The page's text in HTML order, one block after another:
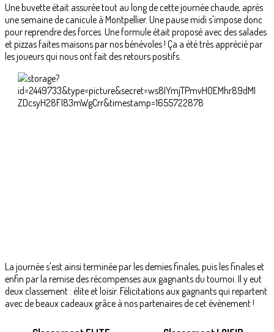
Une buvette était assurée tout au long de cette journée chaude, après
une semaine de canicule à Montpellier. Une pause midi s'impose donc
pour reprendre des forces. Une formule était proposé avec des salades
et pizzas faites maisons par nos bénévoles ! Ça a été très apprécié par
les joueurs qui nous ont fait des retours positifs.
La journée s'est ainsi terminée par les demies finales, puis les finales et
enfin par la remise des récompenses aux gagnants du tournoi. Il y eut
deux classement : élite et loisir. Félicitations aux gagnants qui repartent
avec de beaux cadeaux grâce à nos partenaires de cet évènement !